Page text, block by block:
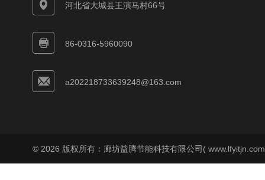
河北省大城县王演马村66号
86-0316-5960090
a202218733639248@163.com
© 2026 版权所有：廊坊益腾节能科技有限公司(